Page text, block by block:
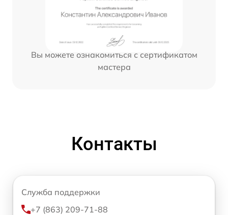
Вы можете ознакомиться с сертификатом
мастера
Контакты
Служба поддержки
+7 (863) 209-71-88